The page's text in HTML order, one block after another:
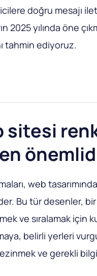
doğru mesajı
2025 yılında öne
tahmin ediyoruz.
sitesi
web
Bu tür desenler,
ve sıralamak için
belirli yerleri
ve gerekli